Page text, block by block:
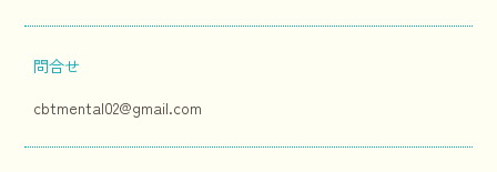
問合せ
cbtmental02@gmail.com